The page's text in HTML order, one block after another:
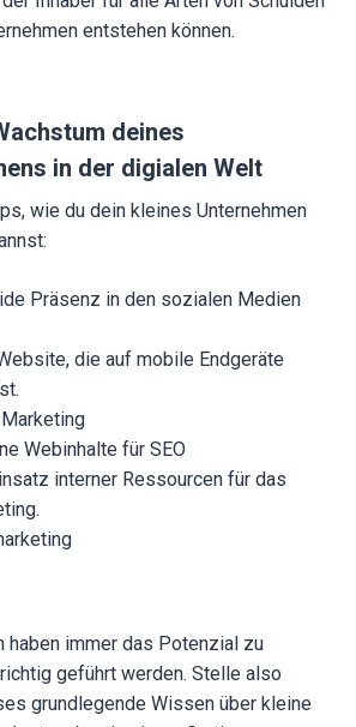
entstehen können.
deines
in der digialen Welt
wie du dein kleines Unternehmen
Präsenz in den sozialen Medien
die auf mobile Endgeräte
Webinhalte für SEO
interner Ressourcen für das
haben immer das Potenzial zu
geführt werden. Stelle also
grundlegende Wissen über kleine